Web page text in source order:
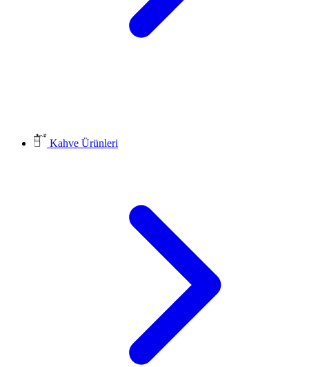
Kahve Ürünleri